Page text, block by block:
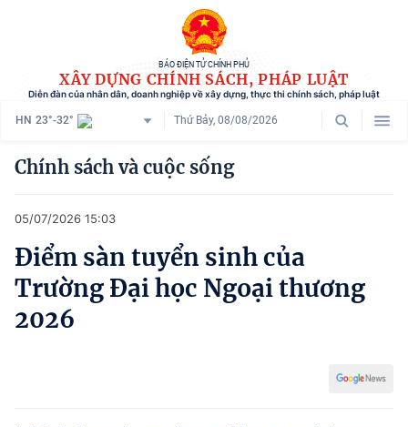
BÁO ĐIỆN TỬ CHÍNH PHỦ
XÂY DỰNG CHÍNH SÁCH, PHÁP LUẬT
Diễn đàn của nhân dân, doanh nghiệp về xây dựng, thực thi chính sách, pháp luật
HN 23°-32° Thứ Bảy, 08/08/2026
Danh mục
Tham vấn chính sách
Người dân góp ý
Chính sách và cuộc sống
05/07/2026 15:03
Điểm sàn tuyển sinh của
Trường Đại học Ngoại thương
2026